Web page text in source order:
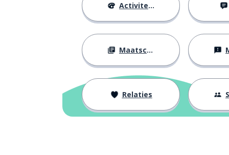
Activiteiten
Maatschappij
Relaties